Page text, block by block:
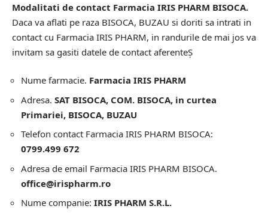
Modalitati de contact Farmacia IRIS PHARM BISOCA.
Daca va aflati pe raza BISOCA, BUZAU si doriti sa intrati in
contact cu Farmacia IRIS PHARM, in randurile de mai jos va
invitam sa gasiti datele de contact aferenteȘ
Nume farmacie. Farmacia IRIS PHARM
Adresa. SAT BISOCA, COM. BISOCA, in curtea
Primariei, BISOCA, BUZAU
Telefon contact Farmacia IRIS PHARM BISOCA:
0799.499 672
Adresa de email Farmacia IRIS PHARM BISOCA.
office@irispharm.ro
Nume companie: IRIS PHARM S.R.L.